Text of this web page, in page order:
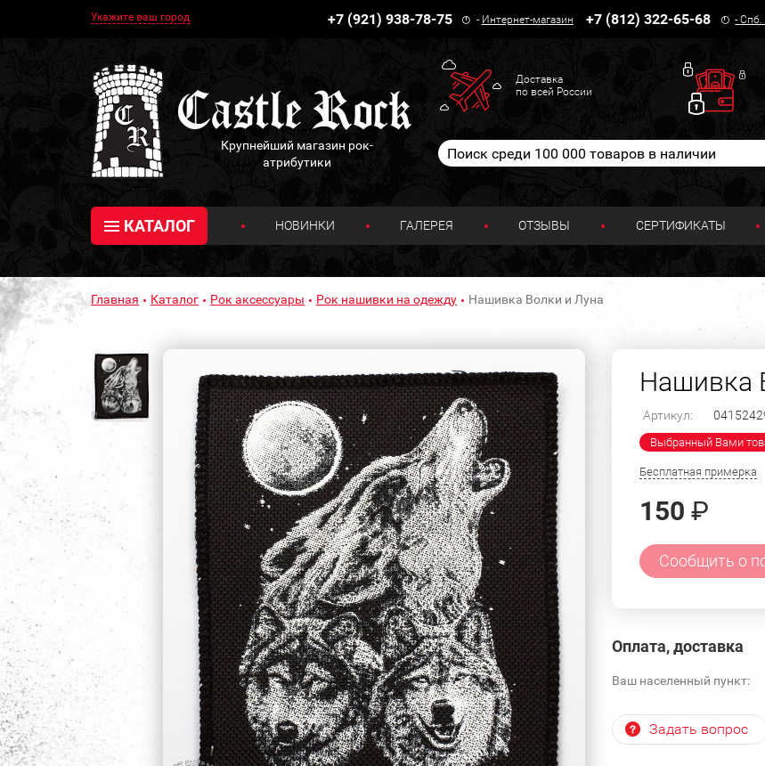
Укажите ваш город +7 (921) 938-78-75 - Интернет-магазин +7 (812) 322-65-68 -Спб.
Крупнейший магазин рок-
атрибутики
Доставка
по всей России
КАТАЛОГ НОВИНКИ ГАЛЕРЕЯ ОТЗЫВЫ СЕРТИФИКАТЫ
Главная Каталог Рок аксессуары Рок нашивки на одежду Нашивка Волки и Луна
Нашивка
Артикул:
Выбранный Вами
Бесплатная примерка
150 ₽
Сообщить о
Оплата, доставка
Ваш населенный пункт:
Задать вопрос